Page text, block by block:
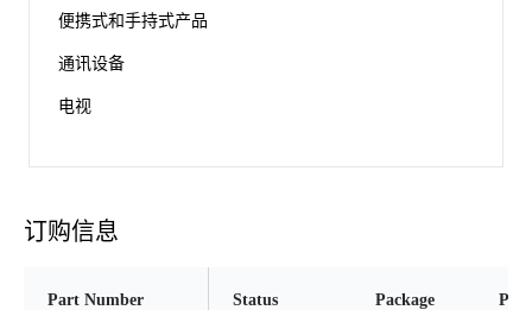
便携式和手持式产品
通讯设备
电视
订购信息
Part Number Status Package Pins